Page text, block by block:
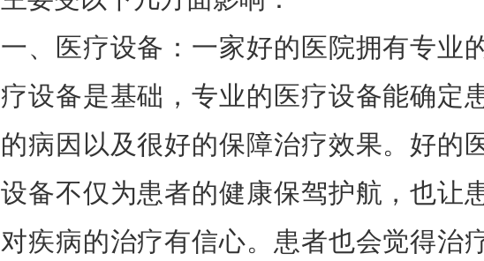
一、医疗设备：一家好的医院拥有专业
疗设备是基础，专业的医疗设备能确定
的病因以及很好的保障治疗效果。好的
设备不仅为患者的健康保驾护航，也让
对疾病的治疗有信心。患者也会觉得治